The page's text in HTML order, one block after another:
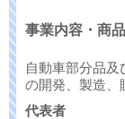
事業内容・商
自動車部分品及
の開発、製造、
代表者